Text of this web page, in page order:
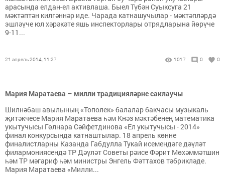
арасында елдан-ел активлаша. Быел Түбән Суыксуга 21
мәктәптән килгәннәр иде. Чарада катнашучылар - мәктәпләрдә
эшләүче юл хәрәкәте яшь инспекторлары отрядларына йөрүче
9-11...
21 апрель 2014, 11:27 1017 0 0
Мария Маратаева – милли традицияләрне саклаучы
Шилнәбаш авылының «Тополек» балалар бакчасы музыкаль
җитәкчесе Мария Маратаева һәм Кнәз мәктәбенең математика
укытучысы Гөлнара Сәйфетдинова «Ел укытучысы - 2014»
финал конкурсында катнаштылар. 18 апрель көнне
финалистларны Казанда Габдулла Тукай исемендәге дәүләт
филармониясендә ТР Дәүләт Советы рәисе Фәрит Мөхәммәтшин
һәм ТР мәгариф һәм министры Энгель Фәттахов тәбрикләде.
Мария Маратаева «Милли...